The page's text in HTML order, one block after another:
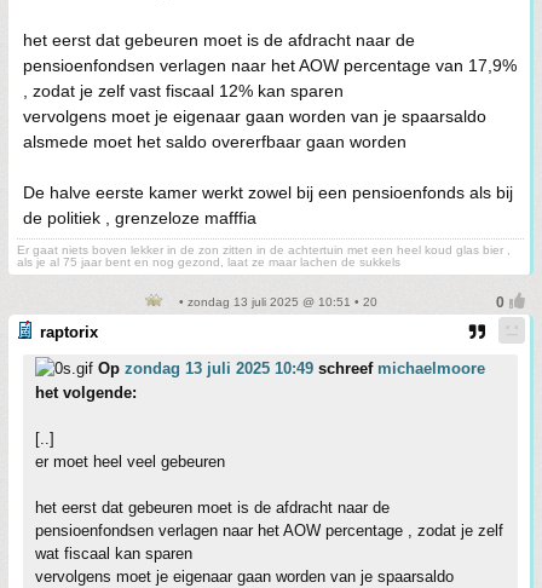
het eerst dat gebeuren moet is de afdracht naar de
pensioenfondsen verlagen naar het AOW percentage van 17,9%
, zodat je zelf vast fiscaal 12% kan sparen
vervolgens moet je eigenaar gaan worden van je spaarsaldo
alsmede moet het saldo overerfbaar gaan worden
De halve eerste kamer werkt zowel bij een pensioenfonds als bij
de politiek , grenzeloze mafffia
Er gaat niets boven lekker in de zon zitten in de achtertuin met een heel koud glas bier ,
als je al 75 jaar bent en nog gezond, laat ze maar lachen de sukkels
• zondag 13 juli 2025 @ 10:51 • 20
raptorix
Op zondag 13 juli 2025 10:49 schreef michaelmoore
het volgende:
[..]
er moet heel veel gebeuren
het eerst dat gebeuren moet is de afdracht naar de
pensioenfondsen verlagen naar het AOW percentage , zodat je zelf
wat fiscaal kan sparen
vervolgens moet je eigenaar gaan worden van je spaarsaldo